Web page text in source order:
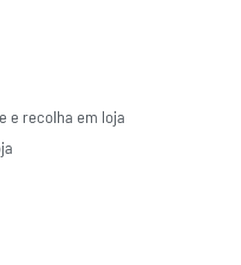
e recolha em loja